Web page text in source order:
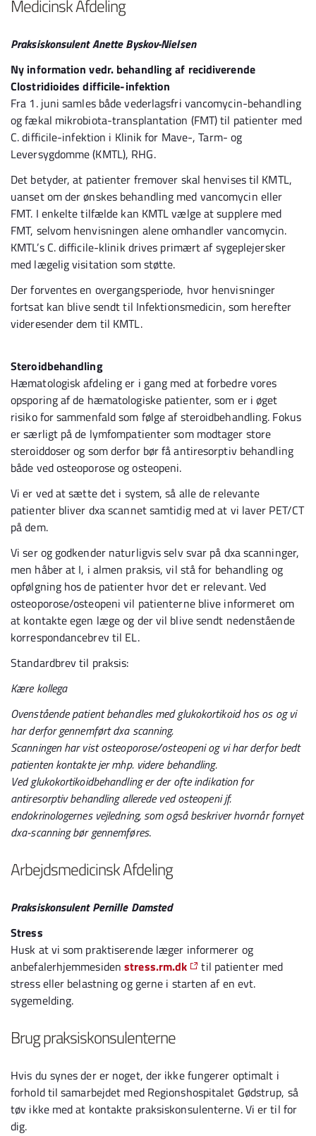
Medicinsk Afdeling
Praksiskonsulent Anette Byskov-Nielsen
Ny information vedr. behandling af recidiverende
Clostridioides difficile-infektion
Fra 1. juni samles både vederlagsfri vancomycin-behandling
og fækal mikrobiota-transplantation (FMT) til patienter med
C. difficile-infektion i Klinik for Mave-, Tarm- og
Leversygdomme (KMTL), RHG.
Det betyder, at patienter fremover skal henvises til KMTL,
uanset om der ønskes behandling med vancomycin eller
FMT. I enkelte tilfælde kan KMTL vælge at supplere med
FMT, selvom henvisningen alene omhandler vancomycin.
KMTL’s C. difficile-klinik drives primært af sygeplejersker
med lægelig visitation som støtte.
Der forventes en overgangsperiode, hvor henvisninger
fortsat kan blive sendt til Infektionsmedicin, som herefter
videresender dem til KMTL.
Steroidbehandling
Hæmatologisk afdeling er i gang med at forbedre vores
opsporing af de hæmatologiske patienter, som er i øget
risiko for sammenfald som følge af steroidbehandling. Fokus
er særligt på de lymfompatienter som modtager store
steroiddoser og som derfor bør få antiresorptiv behandling
både ved osteoporose og osteopeni.
Vi er ved at sætte det i system, så alle de relevante
patienter bliver dxa scannet samtidig med at vi laver PET/CT
på dem.
Vi ser og godkender naturligvis selv svar på dxa scanninger,
men håber at I, i almen praksis, vil stå for behandling og
opfølgning hos de patienter hvor det er relevant. Ved
osteoporose/osteopeni vil patienterne blive informeret om
at kontakte egen læge og der vil blive sendt nedenstående
korrespondancebrev til EL.
Standardbrev til praksis:
Kære kollega
Ovenstående patient behandles med glukokortikoid hos os og vi
har derfor gennemført dxa scanning.
Scanningen har vist osteoporose/osteopeni og vi har derfor bedt
patienten kontakte jer mhp. videre behandling.
Ved glukokortikoidbehandling er der ofte indikation for
antiresorptiv behandling allerede ved osteopeni jf.
endokrinologernes vejledning, som også beskriver hvornår fornyet
dxa-scanning bør gennemføres.
Arbejdsmedicinsk Afdeling
Praksiskonsulent Pernille Damsted
Stress
Husk at vi som praktiserende læger informerer og
anbefalerhjemmesidenstress.rm.dk
til patienter med
stress eller belastning og gerne i starten af en evt.
sygemelding.
Brug praksiskonsulenterne
Hvis du synes der er noget, der ikke fungerer optimalt i
forhold til samarbejdet med Regionshospitalet Gødstrup, så
tøv ikke med at kontakte praksiskonsulenterne. Vi er til for
dig.